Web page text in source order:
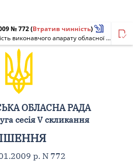
№ 772(Втратив чинність)
Про структуру і чисельність виконавчого апарату обласної ради, витрати на утримання ради та її виконавчого апарату у 2009 році
ОБЛАСНА РАДА
сесія V скликання
р. N 772